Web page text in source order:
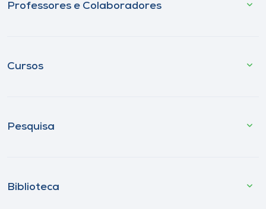
Professores e Colaboradores
Cursos
Pesquisa
Biblioteca